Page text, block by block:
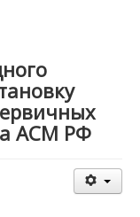
организационно-
ЦК Профсоюза АСМ
охране труда и
профсоюзного
АСМ РФ
по социально-
партнерству
АСМ РФ